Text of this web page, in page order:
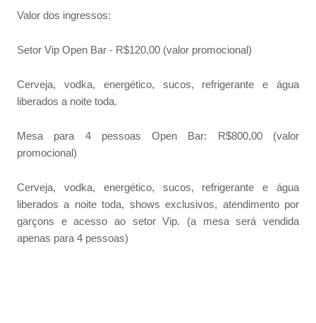
Valor dos ingressos:
Setor Vip Open Bar - R$120,00 (valor promocional)
Cerveja, vodka, energético, sucos, refrigerante e água
liberados a noite toda.
Mesa para 4 pessoas Open Bar: R$800,00 (valor
promocional)
Cerveja, vodka, energético, sucos, refrigerante e água
liberados a noite toda, shows exclusivos, atendimento por
garçons e acesso ao setor Vip. (a mesa será vendida
apenas para 4 pessoas)